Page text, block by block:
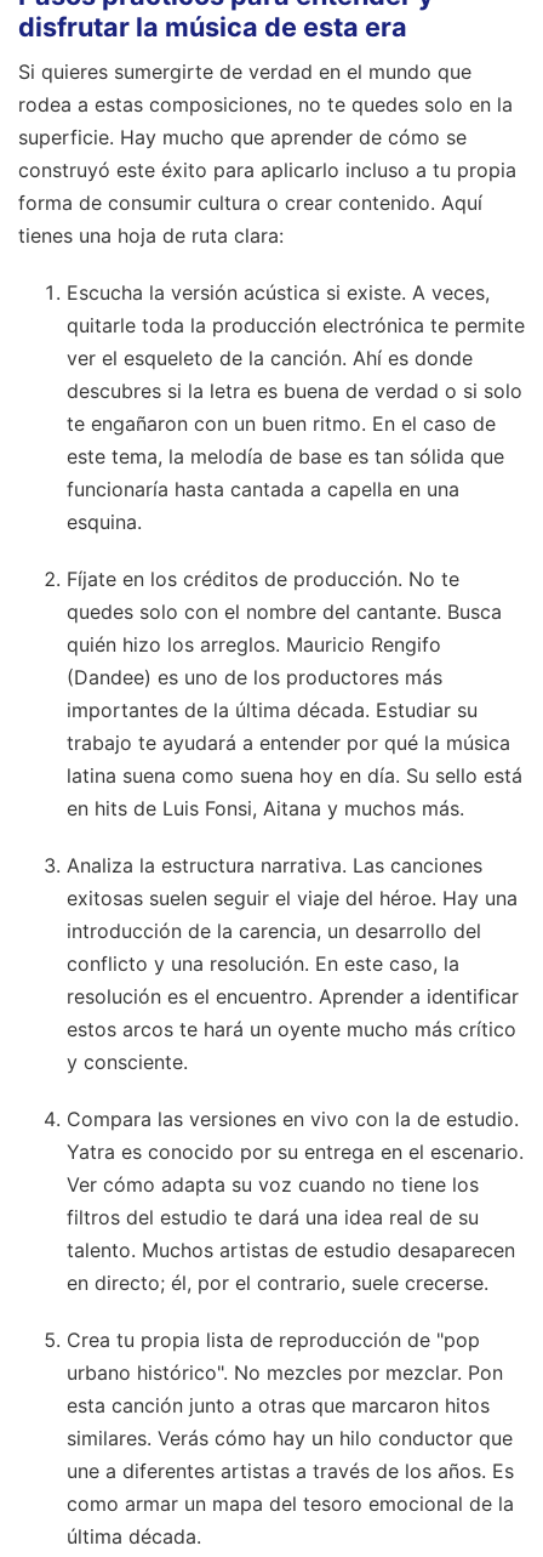
disfrutar la música de esta era
Si quieres sumergirte de verdad en el mundo que
rodea a estas composiciones, no te quedes solo en la
superficie. Hay mucho que aprender de cómo se
construyó este éxito para aplicarlo incluso a tu propia
forma de consumir cultura o crear contenido. Aquí
tienes una hoja de ruta clara:
Escucha la versión acústica si existe. A veces,
quitarle toda la producción electrónica te permite
ver el esqueleto de la canción. Ahí es donde
descubres si la letra es buena de verdad o si solo
te engañaron con un buen ritmo. En el caso de
este tema, la melodía de base es tan sólida que
funcionaría hasta cantada a capella en una
esquina.
Fíjate en los créditos de producción. No te
quedes solo con el nombre del cantante. Busca
quién hizo los arreglos. Mauricio Rengifo
(Dandee) es uno de los productores más
importantes de la última década. Estudiar su
trabajo te ayudará a entender por qué la música
latina suena como suena hoy en día. Su sello está
en hits de Luis Fonsi, Aitana y muchos más.
Analiza la estructura narrativa. Las canciones
exitosas suelen seguir el viaje del héroe. Hay una
introducción de la carencia, un desarrollo del
conflicto y una resolución. En este caso, la
resolución es el encuentro. Aprender a identificar
estos arcos te hará un oyente mucho más crítico
y consciente.
Compara las versiones en vivo con la de estudio.
Yatra es conocido por su entrega en el escenario.
Ver cómo adapta su voz cuando no tiene los
filtros del estudio te dará una idea real de su
talento. Muchos artistas de estudio desaparecen
en directo; él, por el contrario, suele crecerse.
Crea tu propia lista de reproducción de "pop
urbano histórico". No mezcles por mezclar. Pon
esta canción junto a otras que marcaron hitos
similares. Verás cómo hay un hilo conductor que
une a diferentes artistas a través de los años. Es
como armar un mapa del tesoro emocional de la
última década.